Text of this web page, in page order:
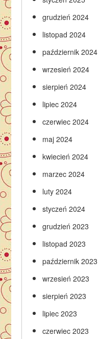
grudzień 2024
listopad 2024
październik 2024
wrzesień 2024
sierpień 2024
lipiec 2024
czerwiec 2024
maj 2024
kwiecień 2024
marzec 2024
luty 2024
styczeń 2024
grudzień 2023
listopad 2023
październik 2023
wrzesień 2023
sierpień 2023
lipiec 2023
czerwiec 2023